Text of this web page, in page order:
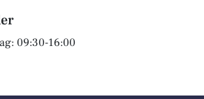
09:30-16:00